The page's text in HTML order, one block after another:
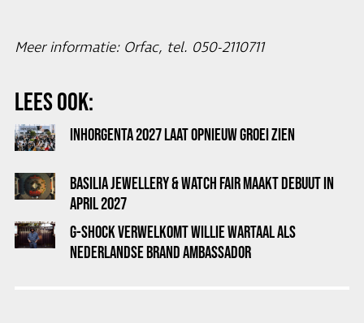
Meer informatie: Orfac, tel. 050-2110711
LEES OOK:
INHORGENTA 2027 LAAT OPNIEUW GROEI ZIEN
BASILIA JEWELLERY & WATCH FAIR MAAKT DEBUUT IN
APRIL 2027
G-SHOCK VERWELKOMT WILLIE WARTAAL ALS
NEDERLANDSE BRAND AMBASSADOR